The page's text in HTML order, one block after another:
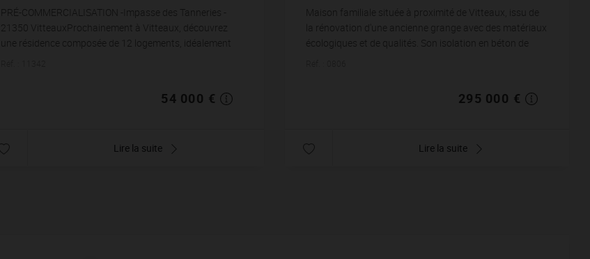
PRÉ-COMMERCIALISATION -Impasse des Tanneries -
21350 VitteauxProchainement à Vitteaux, découvrez
une résidence composée de 12 logements, idéalement
54 000 €
Lire la suite
321 m² de terrain 1 891,03 € prix / m²
Maison familiale située à proximité de Vitteaux, issu de
la rénovation d'une ancienne grange avec des matériaux
écologiques et de qualités. Son isolation en béton de
295 000 €
Lire la suite